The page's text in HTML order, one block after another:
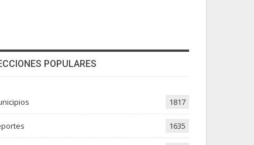
POPULARES
1817
1635